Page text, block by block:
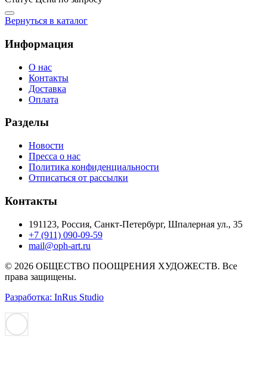
Вернуться в каталог
Информация
О нас
Контакты
Доставка
Оплата
Разделы
Новости
Пресса о нас
Политика конфиденциальности
Отписаться от рассылки
Контакты
191123, Россия, Санкт-Петербург, Шпалерная ул., 35
+7 (911) 090-09-59
mail@oph-art.ru
© 2026 ОБЩЕСТВО ПООЩРЕНИЯ ХУДОЖЕСТВ. Все
права защищены.
Разработка: InRus Studio